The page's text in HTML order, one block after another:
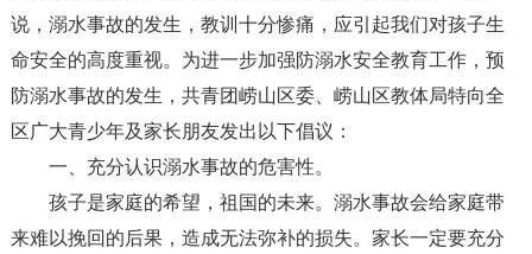
说，溺水事故的发生，教训十分惨痛，应引起我们对孩子生
命安全的高度重视。为进一步加强防溺水安全教育工作，预
防溺水事故的发生，共青团崂山区委、崂山区教体局特向全
区广大青少年及家长朋友发出以下倡议：
一、充分认识溺水事故的危害性。
孩子是家庭的希望，祖国的未来。溺水事故会给家庭带
来难以挽回的后果，造成无法弥补的损失。家长一定要充分